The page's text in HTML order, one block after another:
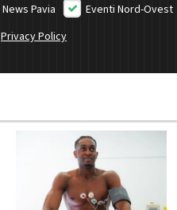
News Pavia
Eventi Nord-Ovest
Privacy Policy